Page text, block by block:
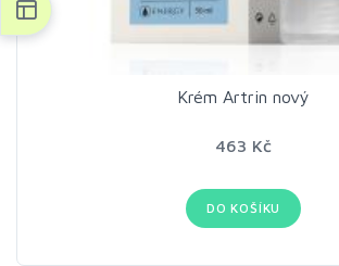
Krém Artrin nový
463 Kč
DO KOŠÍKU